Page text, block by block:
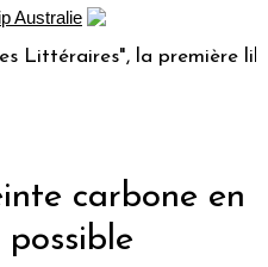
la première librairie du
carbone en
possible